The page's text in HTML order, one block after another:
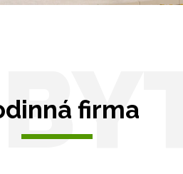
firma